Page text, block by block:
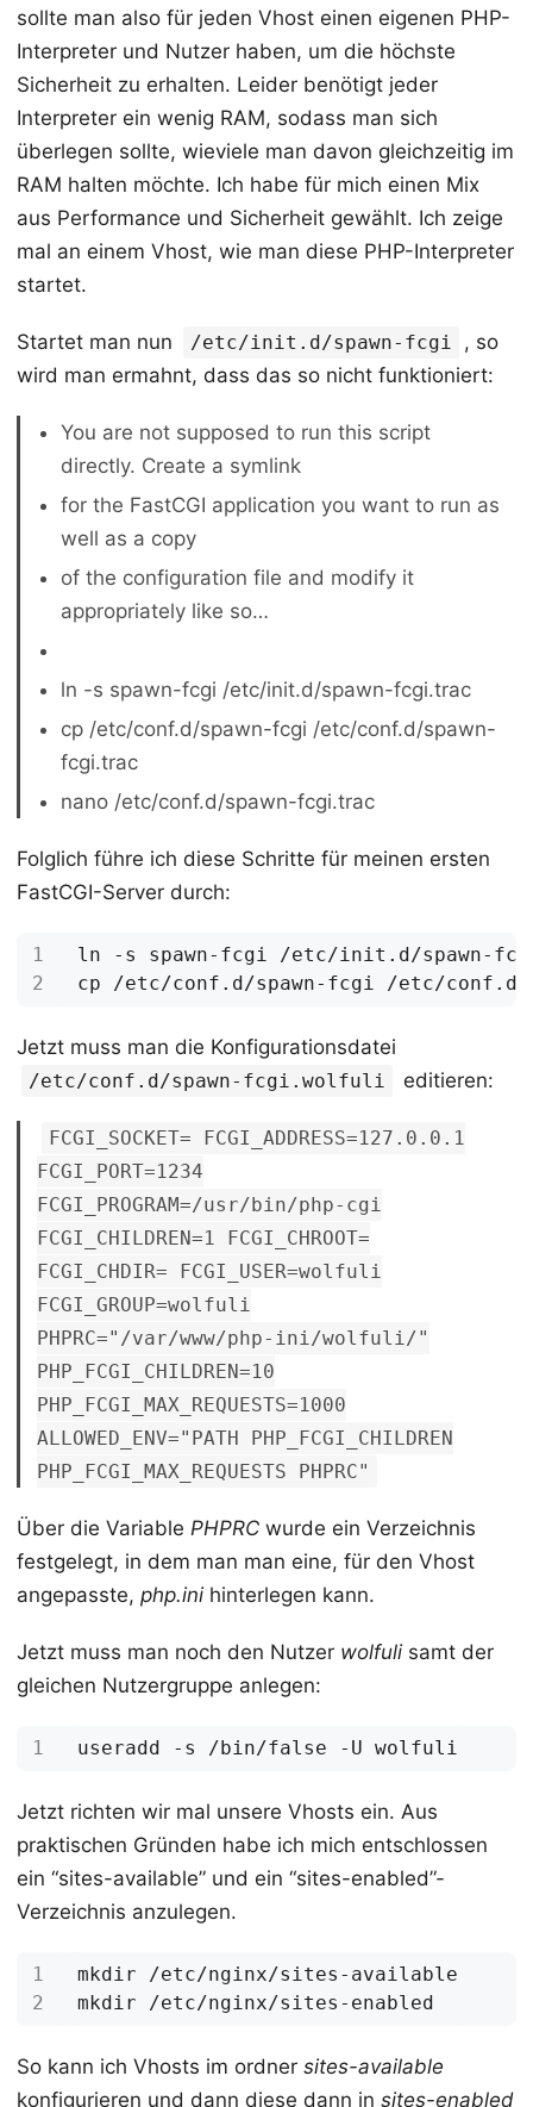
sollte man also für jeden Vhost einen eigenen PHP-
Interpreter und Nutzer haben, um die höchste
Sicherheit zu erhalten. Leider benötigt jeder
Interpreter ein wenig RAM, sodass man sich
überlegen sollte, wieviele man davon gleichzeitig im
RAM halten möchte. Ich habe für mich einen Mix
aus Performance und Sicherheit gewählt. Ich zeige
mal an einem Vhost, wie man diese PHP-Interpreter
startet.
Startet man nun /etc/init.d/spawn-fcgi
, so
wird man ermahnt, dass das so nicht funktioniert:
You are not supposed to run this script
directly. Create a symlink
for the FastCGI application you want to run as
well as a copy
of the configuration file and modify it
appropriately like so…
ln -s spawn-fcgi /etc/init.d/spawn-fcgi.trac
cp /etc/conf.d/spawn-fcgi /etc/conf.d/spawn-
fcgi.trac
nano /etc/conf.d/spawn-fcgi.trac
Folglich führe ich diese Schritte für meinen ersten
FastCGI-Server durch:
Jetzt muss man die Konfigurationsdatei
/etc/conf.d/spawn-fcgi.wolfuli editieren:
FCGI_SOCKET= FCGI_ADDRESS=127.0.0.1
FCGI_PORT=1234
FCGI_PROGRAM=/usr/bin/php-cgi
FCGI_CHILDREN=1 FCGI_CHROOT=
FCGI_CHDIR= FCGI_USER=wolfuli
FCGI_GROUP=wolfuli
PHPRC="/var/www/php-ini/wolfuli/"
PHP_FCGI_CHILDREN=10
PHP_FCGI_MAX_REQUESTS=1000
ALLOWED_ENV="PATH PHP_FCGI_CHILDREN
PHP_FCGI_MAX_REQUESTS PHPRC"
Über die Variable PHPRC wurde ein Verzeichnis
festgelegt, in dem man man eine, für den Vhost
angepasste, php.ini hinterlegen kann.
Jetzt muss man noch den Nutzer wolfuli samt der
gleichen Nutzergruppe anlegen:
Jetzt richten wir mal unsere Vhosts ein. Aus
praktischen Gründen habe ich mich entschlossen
ein “sites-available” und ein “sites-enabled”-
Verzeichnis anzulegen.
So kann ich Vhosts im ordner sites-available
konfigurieren und dann diese dann in sites-enabled